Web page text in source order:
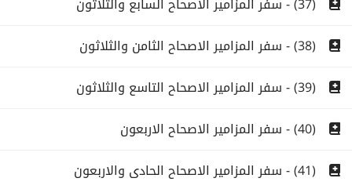
(38) - سفر المزامير الاصحاح الثامن والثلاثون
(39) - سفر المزامير الاصحاح التاسع والثلاثون
(40) - سفر المزامير الاصحاح الاربعون
(41) - سفر المزامير الاصحاح الحادى والاربعون